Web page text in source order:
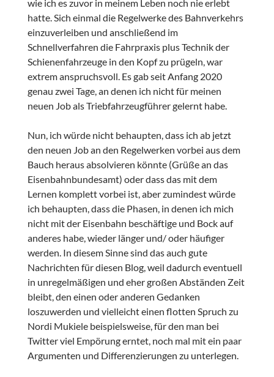
wie ich es zuvor in meinem Leben noch nie erlebt
hatte. Sich einmal die Regelwerke des Bahnverkehrs
einzuverleiben und anschließend im
Schnellverfahren die Fahrpraxis plus Technik der
Schienenfahrzeuge in den Kopf zu prügeln, war
extrem anspruchsvoll. Es gab seit Anfang 2020
genau zwei Tage, an denen ich nicht für meinen
neuen Job als Triebfahrzeugführer gelernt habe.
Nun, ich würde nicht behaupten, dass ich ab jetzt
den neuen Job an den Regelwerken vorbei aus dem
Bauch heraus absolvieren könnte (Grüße an das
Eisenbahnbundesamt) oder dass das mit dem
Lernen komplett vorbei ist, aber zumindest würde
ich behaupten, dass die Phasen, in denen ich mich
nicht mit der Eisenbahn beschäftige und Bock auf
anderes habe, wieder länger und/ oder häufiger
werden. In diesem Sinne sind das auch gute
Nachrichten für diesen Blog, weil dadurch eventuell
in unregelmäßigen und eher großen Abständen Zeit
bleibt, den einen oder anderen Gedanken
loszuwerden und vielleicht einen flotten Spruch zu
Nordi Mukiele beispielsweise, für den man bei
Twitter viel Empörung erntet, noch mal mit ein paar
Argumenten und Differenzierungen zu unterlegen.